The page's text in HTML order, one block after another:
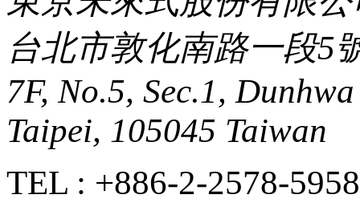
台北市敦化南路一段5
7F, No.5, Sec.1,
Taipei, 105045 Taiwan
TEL : +886-2-2578-5958